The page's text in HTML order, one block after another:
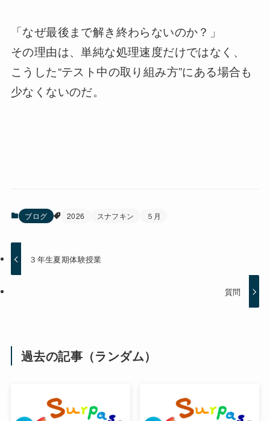
「なぜ最後まで解き終わらないのか？」
その理由は、単純な処理速度だけではなく、
こうした“テスト中の取り組み方”にある場合も
少なくないのだ。
ブログ 2026 スナフキン ５月
３年生夏期体験授業
質問
過去の記事（ランダム）